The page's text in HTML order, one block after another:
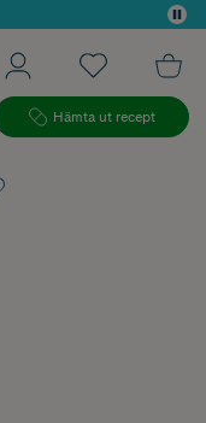
Hämta ut recept